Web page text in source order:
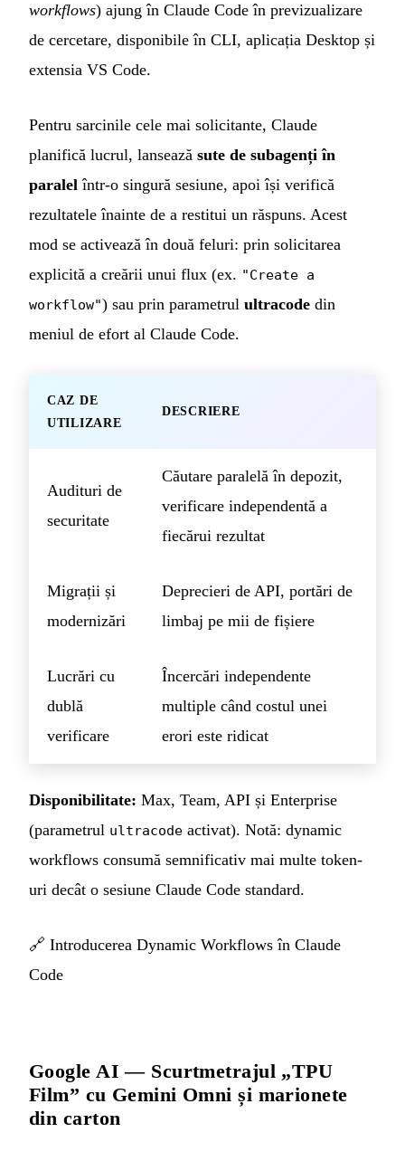
workflows) ajung în Claude Code în previzualizare
de cercetare, disponibile în CLI, aplicația Desktop și
extensia VS Code.
Pentru sarcinile cele mai solicitante, Claude
planifică lucrul, lansează sute de subagenți în
paralel într-o singură sesiune, apoi își verifică
rezultatele înainte de a restitui un răspuns. Acest
mod se activează în două feluri: prin solicitarea
explicită a creării unui flux (ex. "Create a
workflow") sau prin parametrul ultracode din
meniul de efort al Claude Code.
CAZ DE
UTILIZARE
DESCRIERE
Audituri de
securitate
Căutare paralelă în depozit,
verificare independentă a
fiecărui rezultat
Migrații și
modernizări
Deprecieri de API, portări de
limbaj pe mii de fișiere
Lucrări cu
dublă
verificare
Încercări independente
multiple când costul unei
erori este ridicat
Disponibilitate: Max, Team, API și Enterprise
(parametrul ultracode activat). Notă: dynamic
workflows consumă semnificativ mai multe token-
uri decât o sesiune Claude Code standard.
🔗 Introducerea Dynamic Workflows în Claude
Code
Google AI — Scurtmetrajul „TPU
Film” cu Gemini Omni și marionete
din carton